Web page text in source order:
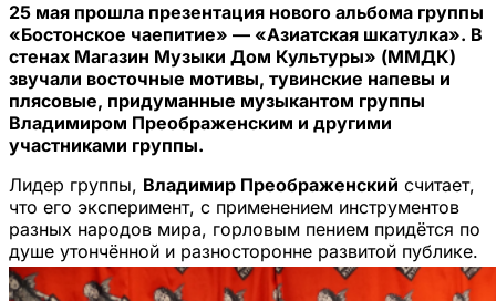
25 мая прошла презентация нового альбома группы
«Бостонское чаепитие» — «Азиатская шкатулка». В
стенах Магазин Музыки Дом Культуры» (ММДК)
звучали восточные мотивы, тувинские напевы и
плясовые, придуманные музыкантом группы
Владимиром Преображенским и другими
участниками группы.
Лидер группы, Владимир Преображенский считает,
что его эксперимент, с применением инструментов
разных народов мира, горловым пением придётся по
душе утончённой и разносторонне развитой публике.